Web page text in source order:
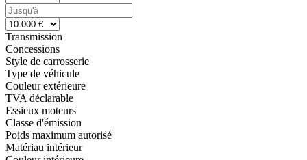
Transmission
Concessions
Style de carrosserie
Type de véhicule
Couleur extérieure
TVA déclarable
Essieux moteurs
Classe d'émission
Poids maximum autorisé
Matériau intérieur